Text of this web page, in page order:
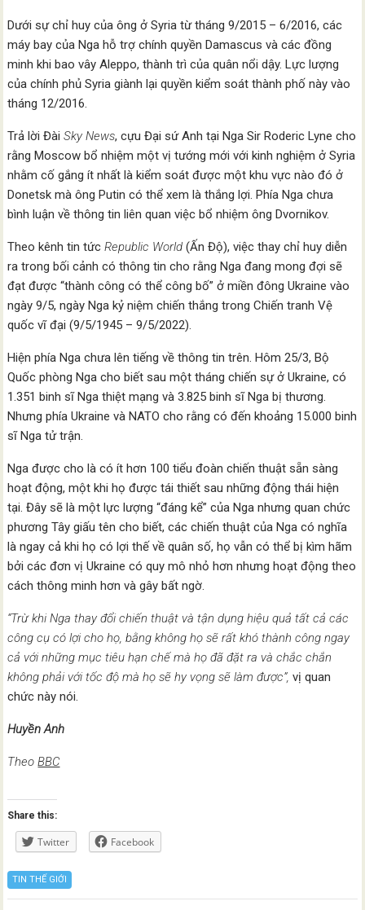
Dưới sự chỉ huy của ông ở Syria từ tháng 9/2015 – 6/2016, các
máy bay của Nga hỗ trợ chính quyền Damascus và các đồng
minh khi bao vây Aleppo, thành trì của quân nổi dậy. Lực lượng
của chính phủ Syria giành lại quyền kiểm soát thành phố này vào
tháng 12/2016.
Trả lời ĐàiSky News, cựu Đại sứ Anh tại Nga Sir Roderic Lyne cho
rằng Moscow bổ nhiệm một vị tướng mới với kinh nghiệm ở Syria
nhằm cố gắng ít nhất là kiểm soát được một khu vực nào đó ở
Donetsk mà ông Putin có thể xem là thắng lợi. Phía Nga chưa
bình luận về thông tin liên quan việc bổ nhiệm ông Dvornikov.
Theo kênh tin tứcRepublic World (Ấn Độ), việc thay chỉ huy diễn
ra trong bối cảnh có thông tin cho rằng Nga đang mong đợi sẽ
đạt được “thành công có thể công bố” ở miền đông Ukraine vào
ngày 9/5, ngày Nga kỷ niệm chiến thắng trong Chiến tranh Vệ
quốc vĩ đại (9/5/1945 – 9/5/2022).
Hiện phía Nga chưa lên tiếng về thông tin trên. Hôm 25/3, Bộ
Quốc phòng Nga cho biết sau một tháng chiến sự ở Ukraine, có
1.351 binh sĩ Nga thiệt mạng và 3.825 binh sĩ Nga bị thương.
Nhưng phía Ukraine và NATO cho rằng có đến khoảng 15.000 binh
sĩ Nga tử trận.
Nga được cho là có ít hơn 100 tiểu đoàn chiến thuật sẵn sàng
hoạt động, một khi họ được tái thiết sau những động thái hiện
tại. Đây sẽ là một lực lượng “đáng kể” của Nga nhưng quan chức
phương Tây giấu tên cho biết, các chiến thuật của Nga có nghĩa
là ngay cả khi họ có lợi thế về quân số, họ vẫn có thể bị kìm hãm
bởi các đơn vị Ukraine có quy mô nhỏ hơn nhưng hoạt động theo
cách thông minh hơn và gây bất ngờ.
“Trừ khi Nga thay đổi chiến thuật và tận dụng hiệu quả tất cả các
công cụ có lợi cho họ, bằng không họ sẽ rất khó thành công ngay
cả với những mục tiêu hạn chế mà họ đã đặt ra và chắc chắn
không phải với tốc độ mà họ sẽ hy vọng sẽ làm được”,vị quan
chức này nói.
Huyền Anh
TheoBBC
Share this:
Twitter Facebook
TIN THẾ GIỚI